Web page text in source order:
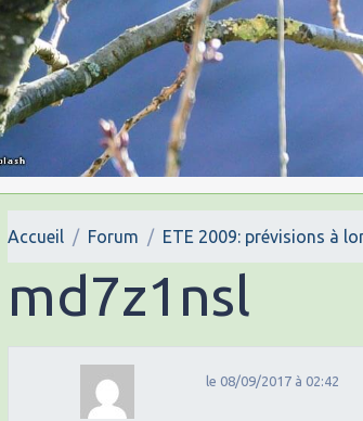
Accueil Forum ETE 2009: prévisions à
md7z1nsl
le 08/09/2017 à 02:42